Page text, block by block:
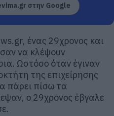
στην Google
ένας 29χρονος και
να κλέψουν
Ωστόσο όταν έγιναν
της επιχείρησης
πάρει πίσω τα
ο 29χρονος έβγαλε